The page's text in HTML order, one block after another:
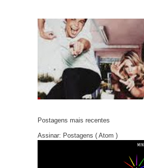
Postagens mais recentes
Assinar: Postagens ( Atom )